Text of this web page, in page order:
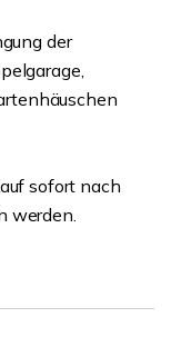
der
sofort nach
werden.